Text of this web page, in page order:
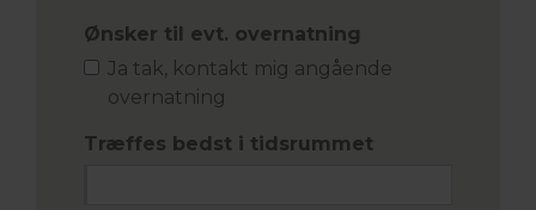
Ønsker til evt. overnatning
Ja tak, kontakt mig angående
overnatning
Træffes bedst i tidsrummet